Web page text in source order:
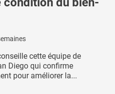
cette équipe de
Diego qui confirme
pour améliorer la...